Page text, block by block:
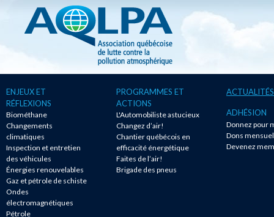
ENJEUX ET
RÉFLEXIONS
Biométhane
Changements
climatiques
Inspection et entretien
des véhicules
Énergies renouvelables
Gaz et pétrole de schiste
Ondes
électromagnétiques
Pétrole
PROGRAMMES ET
ACTIONS
L'Automobiliste astucieux
Changez d’air!
Chantier québécois en
efficacité énergétique
Faites de l’air!
Brigade des pneus
ACTUALITÉS
ADHÉSION
Donnez pour
Dons
Devenez